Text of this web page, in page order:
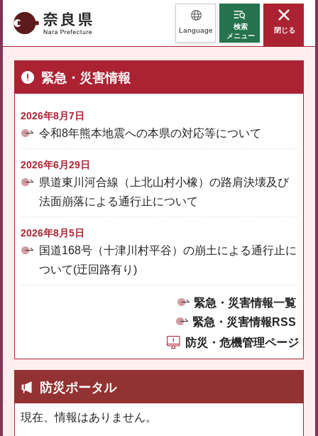
奈良県 Language
検索
メニュー
閉じる
緊急・災害情報
2026年8月7日
令和8年熊本地震への本県の対応等について
2026年6月29日
県道東川河合線（上北山村小橡）の路肩決壊及び
法面崩落による通行止について
2026年8月5日
国道168号（十津川村平谷）の崩土による通行止に
ついて(迂回路有り)
緊急・災害情報一覧
緊急・災害情報RSS
防災・危機管理ページ
防災ポータル
現在、情報はありません。